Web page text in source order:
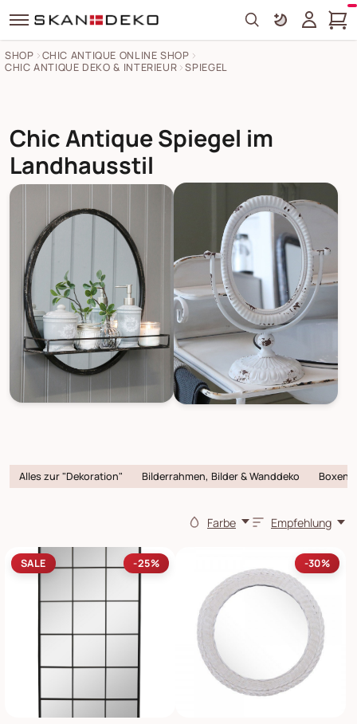
Search
SHOP
CHIC ANTIQUE ONLINE SHOP
CHIC ANTIQUE DEKO & INTERIEUR
SPIEGEL
Chic Antique Spiegel im
Landhausstil
Alles zur "Dekoration" Bilderrahmen, Bilder & Wanddeko Boxen
Farbe Empfehlung
SALE -25% -30%